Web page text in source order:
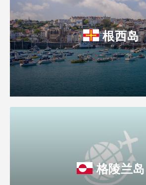
根西岛
格陵兰岛